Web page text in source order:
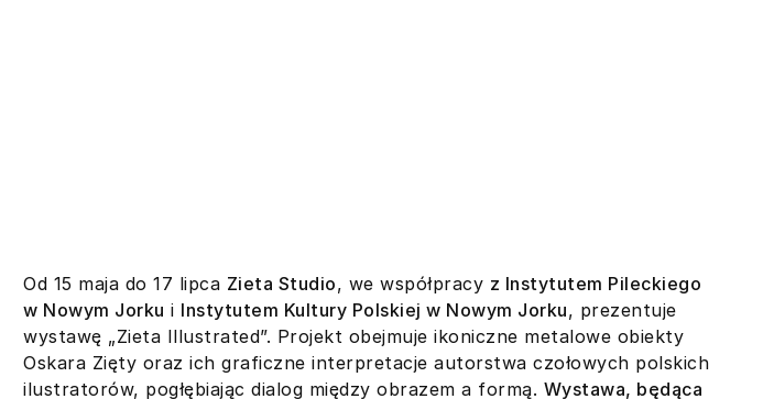
Od 15 maja do 17 lipca Zieta Studio, we współpracy z Instytutem Pileckiego
w Nowym Jorku i Instytutem Kultury Polskiej w Nowym Jorku, prezentuje
wystawę „Zieta Illustrated”. Projekt obejmuje ikoniczne metalowe obiekty
Oskara Zięty oraz ich graficzne interpretacje autorstwa czołowych polskich
ilustratorów, pogłębiając dialog między obrazem a formą. Wystawa, będąca